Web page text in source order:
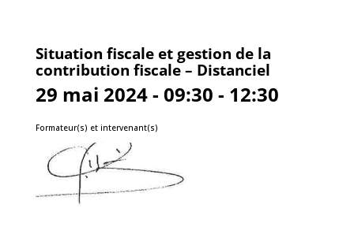
Situation fiscale et gestion de la
contribution fiscale – Distanciel
29 mai 2024 - 09:30 - 12:30
Formateur(s) et intervenant(s)